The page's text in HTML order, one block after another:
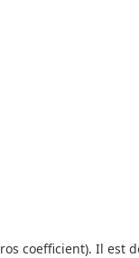
coefficient). Il est